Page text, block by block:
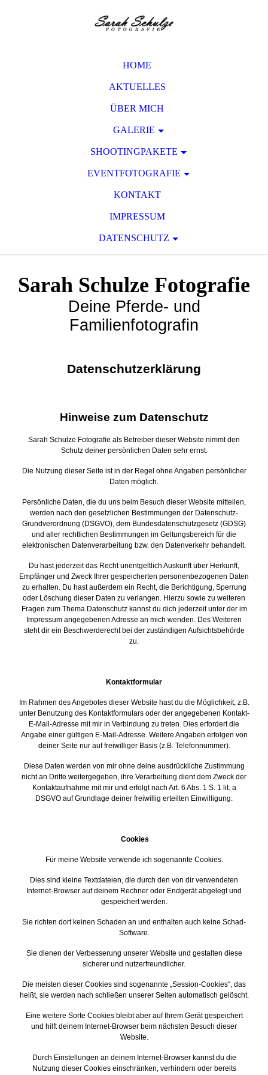
HOME
AKTUELLES
ÜBER MICH
GALERIE
SHOOTINGPAKETE
EVENTFOTOGRAFIE
KONTAKT
IMPRESSUM
DATENSCHUTZ
Sarah Schulze Fotografie
Deine Pferde- und
Familienfotografin
Datenschutzerklärung
Hinweise zum Datenschutz
Sarah Schulze Fotografie als Betreiber dieser Website nimmt den
Schutz deiner persönlichen Daten sehr ernst.
Die Nutzung dieser Seite ist in der Regel ohne Angaben persönlicher
Daten möglich.
Persönliche Daten, die du uns beim Besuch dieser Website mitteilen,
werden nach den gesetzlichen Bestimmungen der Datenschutz-
Grundverordnung (DSGVO), dem Bundesdatenschutzgesetz (GDSG)
und aller rechtlichen Bestimmungen im Geltungsbereich für die
elektronischen Datenverarbeitung bzw. den Datenverkehr behandelt.
Du hast jederzeit das Recht unentgeltlich Auskunft über Herkunft,
Empfänger und Zweck Ihrer gespeicherten personenbezogenen Daten
zu erhalten. Du hast außerdem ein Recht, die Berichtigung, Sperrung
oder Löschung dieser Daten zu verlangen. Hierzu sowie zu weiteren
Fragen zum Thema Datenschutz kannst du dich jederzeit unter der im
Impressum angegebenen Adresse an mich wenden. Des Weiteren
steht dir ein Beschwerderecht bei der zuständigen Aufsichtsbehörde
zu.
Kontaktformular
Im Rahmen des Angebotes dieser Website hast du die Möglichkeit, z.B.
unter Benutzung des Kontaktformulars oder der angegebenen Kontakt-
E-Mail-Adresse mit mir in Verbindung zu treten. Dies erfordert die
Angabe einer gültigen E-Mail-Adresse. Weitere Angaben erfolgen von
deiner Seite nur auf freiwilliger Basis (z.B. Telefonnummer).
Diese Daten werden von mir ohne deine ausdrückliche Zustimmung
nicht an Dritte weitergegeben, ihre Verarbeitung dient dem Zweck der
Kontaktaufnahme mit mir und erfolgt nach Art. 6 Abs. 1 S. 1 lit. a
DSGVO auf Grundlage deiner freiwillig erteilten Einwilligung.
Cookies
Für meine Website verwende ich sogenannte Cookies.
Dies sind kleine Textdateien, die durch den von dir verwendeten
Internet-Browser auf deinem Rechner oder Endgerät abgelegt und
gespeichert werden.
Sie richten dort keinen Schaden an und enthalten auch keine Schad-
Software.
Sie dienen der Verbesserung unserer Website und gestalten diese
sicherer und nutzerfreundlicher.
Die meisten dieser Cookies sind sogenannte „Session-Cookies“, das
heißt, sie werden nach schließen unserer Seiten automatisch gelöscht.
Eine weitere Sorte Cookies bleibt aber auf Ihrem Gerät gespeichert
und hilft deinem Internet-Browser beim nächsten Besuch dieser
Website.
Durch Einstellungen an deinem Internet-Browser kannst du die
Nutzung dieser Cookies einschränken, verhindern oder bereits